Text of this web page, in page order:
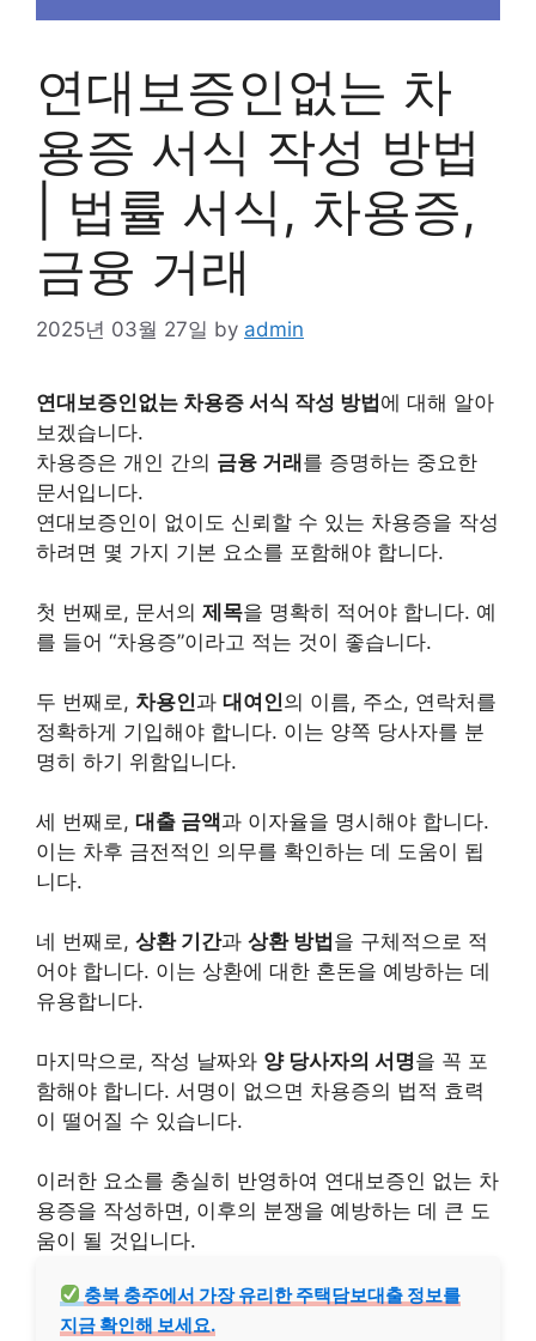
연대보증인없는 차
용증 서식 작성 방법
| 법률 서식, 차용증,
금융 거래
2025년 03월 27일 by admin
연대보증인없는 차용증 서식 작성 방법에 대해 알아
보겠습니다.
차용증은 개인 간의 금융 거래를 증명하는 중요한
문서입니다.
연대보증인이 없이도 신뢰할 수 있는 차용증을 작성
하려면 몇 가지 기본 요소를 포함해야 합니다.
첫 번째로, 문서의 제목을 명확히 적어야 합니다. 예
를 들어 “차용증”이라고 적는 것이 좋습니다.
두 번째로, 차용인과 대여인의 이름, 주소, 연락처를
정확하게 기입해야 합니다. 이는 양쪽 당사자를 분
명히 하기 위함입니다.
세 번째로, 대출 금액과 이자율을 명시해야 합니다.
이는 차후 금전적인 의무를 확인하는 데 도움이 됩
니다.
네 번째로, 상환 기간과 상환 방법을 구체적으로 적
어야 합니다. 이는 상환에 대한 혼돈을 예방하는 데
유용합니다.
마지막으로, 작성 날짜와 양 당사자의 서명을 꼭 포
함해야 합니다. 서명이 없으면 차용증의 법적 효력
이 떨어질 수 있습니다.
이러한 요소를 충실히 반영하여 연대보증인 없는 차
용증을 작성하면, 이후의 분쟁을 예방하는 데 큰 도
움이 될 것입니다.
충북 충주에서 가장 유리한 주택담보대출 정보를
지금 확인해 보세요.